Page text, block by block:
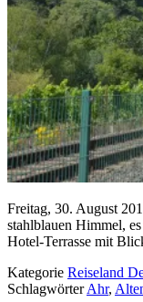
Freitag, 30. August
stahlblauen Himmel,
Hotel-Terrasse mit
Kategorie Reiseland
SchlagwörterAhr,